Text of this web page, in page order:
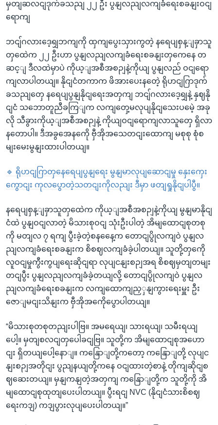
မှတျဆလငျဒုက်ခသညျ ၂၂ ဦး ပွနျလညျလကျခံရေးစခနျးဝငျ
ရောကျ
ဘငျ်ဂလားဒေ့ရျှဘကျကို ထှကျပွေးသှားကွတဲ့ နရေပျစှန့ျခှာသူ
တှထေဲက ၂၂ ဦးဟာ ပွနျလညျလကျခံရေးစခနျးတှကေနေ တ
ဆင့ျ ဒီလထဲမှာပဲ ကိုယ့ျအစီအစဉျနဲ့ကိုယျ ပွနျလည် ဝငျရော
ကျလာပါတယျ။ နိုငျငံတကာက ဖိအားပေးနတေဲ့ ရိုဟငျဂြာဒုက်
ခသညျတှေ နရေပျပွနျနိုငျရေးအတှကျ ဘငျ်ဂလားဒေ့ရျှနဲ့ နှဈနို
ငျငံ သဘောတူညီခကြျက လကျတှေ့မလုပျနိုငျသေးပမေဲ့ အခု
လို သီခွားကိုယ့ျအစီအစဉျနဲ့ ကိုယျဝငျရောကျလာသူတှေ ရှိလာ
နတောပါ။ ဒီအခွအေနကေို ဗှီအိုအသေတငျးထောကျ မစုစု စုံစ
မျးမေးမွနျးထားပါတယျ။
🔹 ရိုဟငျဂြာတှနေရေပျပွနျရေး မွနျမာလုပျဆောငျမှု နှေးကှေး
ကွောငျး ကုလပွောတဲ့သတငျးကိုလညျး ဒီမှာ ဖတျရှုနိုငျပါပွီ။
နရေပျစှန့ျခှာသူတှထေဲက ကိုယ့ျအစီအစဉျနဲ့ကိုယျ မွနျမာနိုငျ
ငံထဲ ပွနျဝငျလာတဲ့ မိသားစုဝငျ သုံးဦးပါတဲ့ အိမျထောငျစုတစု
ကို မတျလ ၇ ရကျ ပွီးခဲ့တဲ့စနနေေ့က တောငျပွိုလကျဝဲ ပွနျလ
ညျလကျခံရေးစခနျးက စိစဈလကျခံခဲ့ပါတယျ။ သူတို့တှကေို
လူဝငျမှုကွီးကွပျရေးဆိုငျရာ လုပျငနျးစဉျအရ စိစဈမှတျတမျး
တငျပွီး ပွနျလညျလကျခံခဲ့တယျလို့ တောငျပွိုလကျဝဲ ပွနျလ
ညျလကျခံရေးစခနျးက လကျထောကျညှှနျကွားရေးမှူး ဦး
ဇောျမငျးသိနျးက ဗှီအိုအကေိုပွောပါတယျ။
“မိသားစုတစုတညျးပါဗြ။ အမရေယျ၊ သားရယျ၊ သမီးရယျ
ပေါ့။ မှတျစလငျတှပေါခငျဗြ။ သူတို့က အိမျထောငျစုအဟော
ငျး ရှိတယျပေါ့နောျ။ ကနြောျတို့ကတော့ ကနြောျတို့ လုပျင
နျးစဉျအတိုငျး ပွညျနယျတို့ကနေ ဝငျထားတဲ့စာနဲ့ တိုကျဆိုငျစ
ဈဆေးတယျ။ မှနျကနျတဲ့အတှကျ ကနြောျတို့က သူတို့ကို အိ
မျထောငျစုထုတျပေးပါတယျ။ ပွီးရငျ NVC (နိုငျငံသားစိစဈ
ရေးကဒျ) ကဒျပွားလုပျပေးပါတယျ။”